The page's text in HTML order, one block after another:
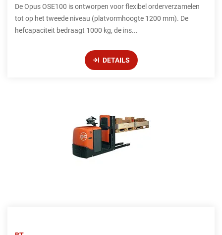
De Opus OSE100 is ontworpen voor flexibel orderverzamelen
tot op het tweede niveau (platvormhoogte 1200 mm). De
hefcapaciteit bedraagt 1000 kg, de ins...
DETAILS